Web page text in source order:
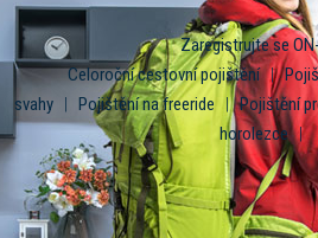
Zaregistrujte se
Celoroční cestovní pojištění|
svahy| Pojištění na freeride |Pojištění
horolezce|